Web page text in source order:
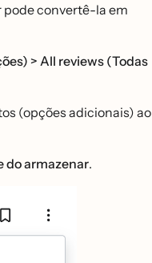
pode convertê-la em
> All reviews (Todas
(opções adicionais) ao
do armazenar.